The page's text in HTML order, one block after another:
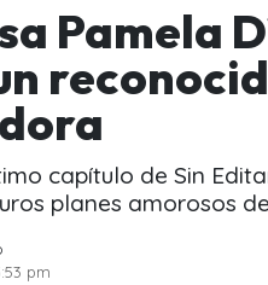
Pamela
capítulo de Sin
planes amorosos
pm